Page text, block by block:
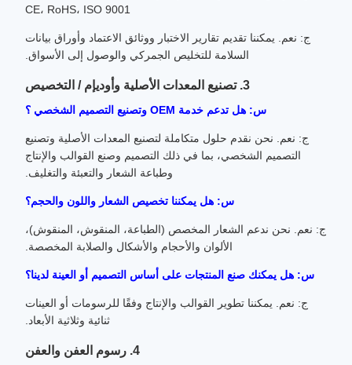
CE، RoHS، ISO 9001
ج: نعم. يمكننا تقديم تقارير الاختبار ووثائق الاعتماد وأوراق بيانات
السلامة للتخليص الجمركي والوصول إلى الأسواق.
3. تصنيع المعدات الأصلية وأوديإم / التخصيص
س: هل تدعم خدمة OEM وتصنيع التصميم الشخصي ؟
ج: نعم. نحن نقدم حلول متكاملة لتصنيع المعدات الأصلية وتصنيع
التصميم الشخصي، بما في ذلك التصميم وصنع القوالب والإنتاج
وطباعة الشعار والتعبئة والتغليف.
س: هل يمكننا تخصيص الشعار واللون والحجم؟
ج: نعم. نحن ندعم الشعار المخصص (الطباعة، المنقوش، المنقوش)،
الألوان والأحجام والأشكال والصلابة المخصصة.
س: هل يمكنك صنع المنتجات على أساس التصميم أو العينة لدينا؟
ج: نعم. يمكننا تطوير القوالب والإنتاج وفقًا للرسومات أو العينات
ثنائية وثلاثية الأبعاد.
4. رسوم العفن والعفن